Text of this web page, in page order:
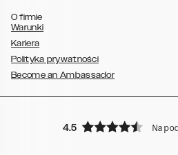
O firmie
Warunki
Kariera
Polityka prywatności
Become an Ambassador
4.5 Na